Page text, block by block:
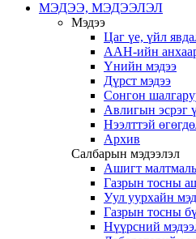
МЭДЭЭ, МЭДЭЭЛЭЛ
Мэдээ
Цаг үе, үйл
ААН-ийн
Үнийн мэдээ
Дүрст мэдээ
Сонгон
Авлигын эсрэг
Нээлттэй
Архив
Салбарын мэдээлэл
Ашигт
Газрын тосны
Уул уурхайн
Газрын тосны
Нүүрсний